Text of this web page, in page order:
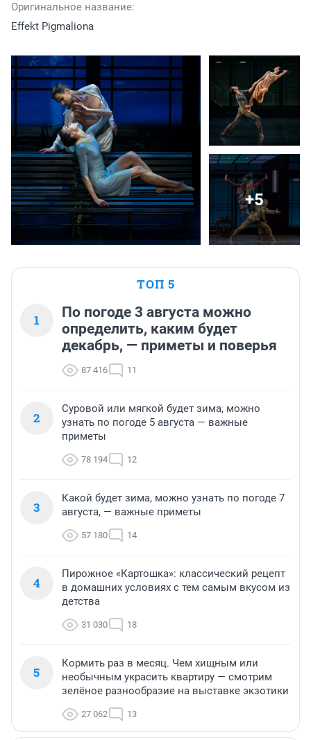
Оригинальное название:
Effekt Pigmaliona
+5
ТОП 5
1
По погоде 3 августа можно
определить, каким будет
декабрь, — приметы и поверья
87 416 11
2
Суровой или мягкой будет зима, можно
узнать по погоде 5 августа — важные
приметы
78 194 12
3
Какой будет зима, можно узнать по погоде 7
августа, — важные приметы
57 180 14
4
Пирожное «Картошка»: классический рецепт
в домашних условиях с тем самым вкусом из
детства
31 030 18
5
Кормить раз в месяц. Чем хищным или
необычным украсить квартиру — смотрим
зелёное разнообразие на выставке экзотики
27 062 13